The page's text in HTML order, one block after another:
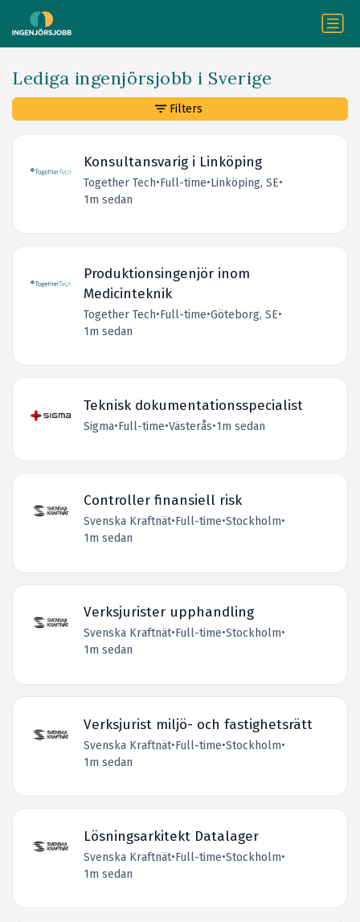
Lediga ingenjörsjobb i Sverige
Konsultansvarig i Linköping
Together Tech•Full-time•Linköping, SE•
1m sedan
Produktionsingenjör inom
Medicinteknik
Together Tech•Full-time•Göteborg, SE•
1m sedan
Teknisk dokumentationsspecialist
Sigma•Full-time•Västerås•1m sedan
Controller finansiell risk
Svenska Kraftnät•Full-time•Stockholm•
1m sedan
Verksjurister upphandling
Svenska Kraftnät•Full-time•Stockholm•
1m sedan
Verksjurist miljö- och fastighetsrätt
Svenska Kraftnät•Full-time•Stockholm•
1m sedan
Lösningsarkitekt Datalager
Svenska Kraftnät•Full-time•Stockholm•
1m sedan
Filters